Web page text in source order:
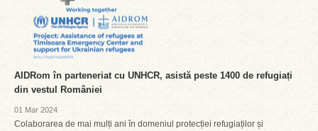
AIDRom în parteneriat cu UNHCR, asistă peste 1400 de refugiați
din vestul României
01 Mar 2024
Colaborarea de mai mulți ani în domeniul protecției refugiaților și